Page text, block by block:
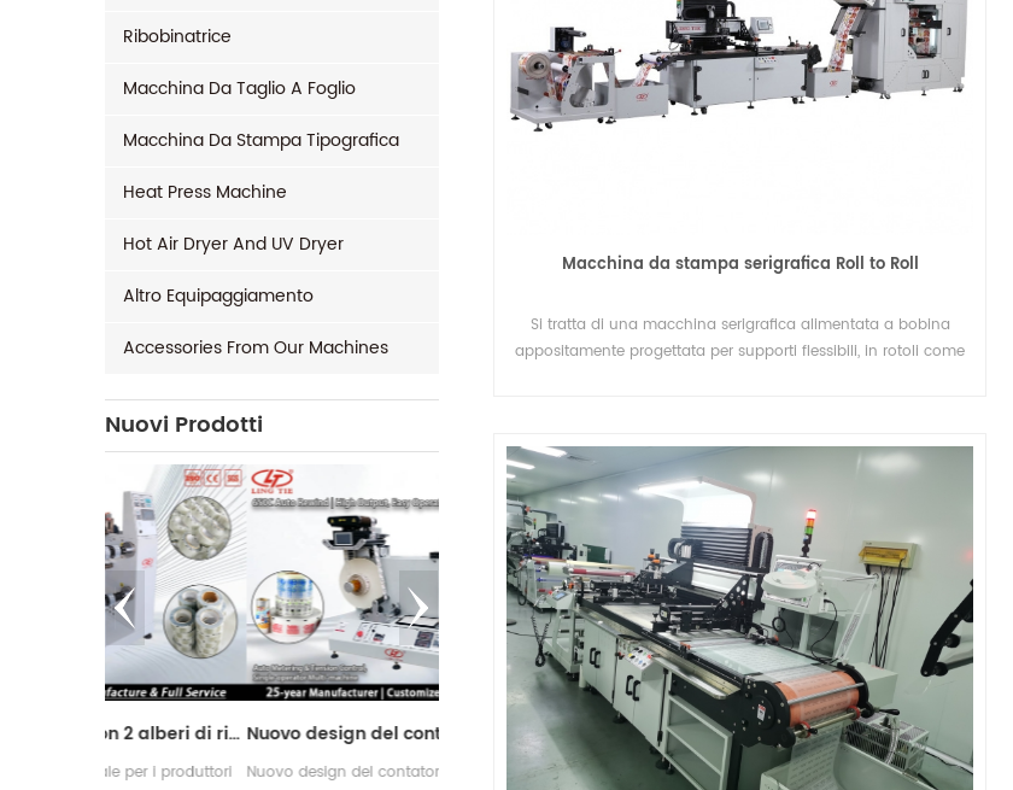
Ribobinatrice
Macchina Da Taglio A Foglio
Macchina Da Stampa Tipografica
Heat Press Machine
Hot Air Dryer And UV Dryer
Altro Equipaggiamento
Accessories From Our Machines
Nuovi Prodotti
Nuovo design del contatore delle etichette con guida web
Nuovo design del contatore delle etichette
ribobinatore ad eliminazione elettrostatica
Le macchine riavvolgitrici per etichette sono
Macchina da stampa UV
La macchina serigrafica
Macchina da stampa serigrafica Roll to Roll
Si tratta di una macchina serigrafica alimentata a bobina
appositamente progettata per supporti flessibili, in rotoli come
plastica in pelle, foglio di alluminio e così via.